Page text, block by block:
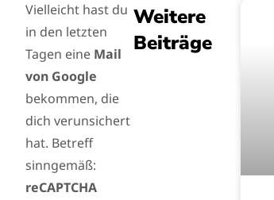
Vielleicht hast du
in den letzten
Tagen eine Mail
von Google
bekommen, die
dich verunsichert
hat. Betreff
sinngemäß:
reCAPTCHA
Weitere
Beiträge